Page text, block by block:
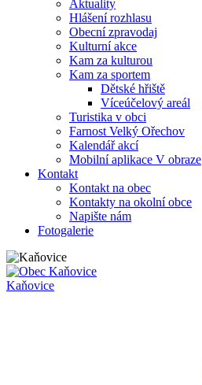
Aktuality
Hlášení rozhlasu
Obecní zpravodaj
Kulturní akce
Kam za kulturou
Kam za sportem
Dětské hřiště
Víceúčelový areál
Turistika v obci
Farnost Velký Ořechov
Kalendář akcí
Mobilní aplikace V obraze
Kontakt
Kontakt na obec
Kontakty na okolní obce
Napište nám
Fotogalerie
Kaňovice